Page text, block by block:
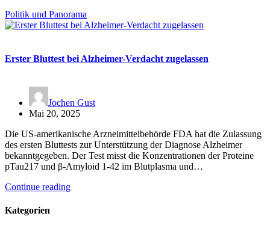
Politik und Panorama
Erster Bluttest bei Alzheimer-Verdacht zugelassen
Jochen Gust
Mai 20, 2025
Die US-amerikanische Arzneimittelbehörde FDA hat die Zulassung
des ersten Bluttests zur Unterstützung der Diagnose Alzheimer
bekanntgegeben. Der Test misst die Konzentrationen der Proteine
pTau217 und β-Amyloid 1-42 im Blutplasma und…
Continue reading
Kategorien